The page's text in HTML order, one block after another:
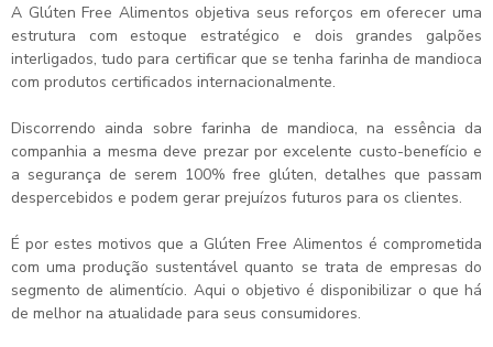
A Glúten Free Alimentos objetiva seus reforços em oferecer uma
estrutura com estoque estratégico e dois grandes galpões
interligados, tudo para certificar que se tenha farinha de mandioca
com produtos certificados internacionalmente.
Discorrendo ainda sobrefarinha de mandioca, na essência da
companhia a mesma deve prezar por excelente custo-benefício e
a segurança de serem 100% free glúten, detalhes que passam
despercebidos e podem gerar prejuízos futuros para os clientes.
É por estes motivos que a Glúten Free Alimentos é comprometida
com uma produção sustentável quanto se trata de empresas do
segmento de alimentício. Aqui o objetivo é disponibilizar o que há
de melhor na atualidade para seus consumidores.